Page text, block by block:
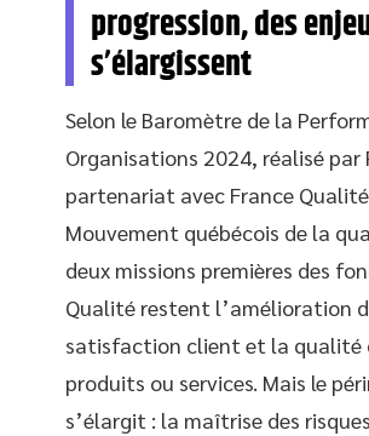
progression, des
s’élargissent
Selon le Baromètre de la
Organisations 2024, réalisé par
partenariat avec France
Mouvement québécois de la
deux missions premières des
Qualité restent l’amélioration
satisfaction client et la qualité
produits ou services. Mais le
s’élargit : la maîtrise des